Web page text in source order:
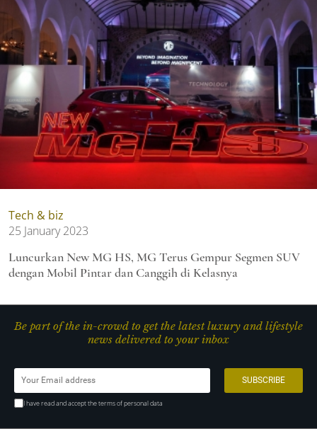
Tech & biz
25 January 2023
Luncurkan New MG HS, MG Terus Gempur Segmen SUV
dengan Mobil Pintar dan Canggih di Kelasnya
Be part of the in-crowd to get the latest luxury and lifestyle
news delivered to your inbox
I have read and accept the terms of personal data